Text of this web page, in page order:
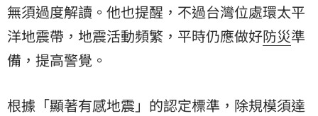
無須過度解讀。他也提醒，不過台灣位處環太平
洋地震帶，地震活動頻繁，平時仍應做好防災準
備，提高警覺。
根據「顯著有感地震」的認定標準，除規模須達